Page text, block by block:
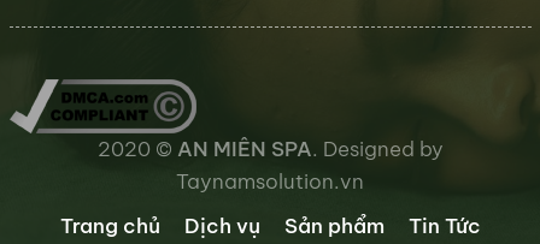
2020 © AN MIÊN SPA. Designed by
Taynamsolution.vn
Trang chủ
Dịch vụ Sản phẩm
Tin Tức